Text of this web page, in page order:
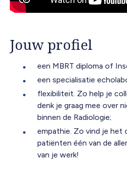
Jouw profiel
een MBRT diploma of
een specialisatie
flexibiliteit. Zo help je
denk je graag mee over
binnen de Radiologie;
empathie. Zo vind je
patiënten één van de
van je werk!